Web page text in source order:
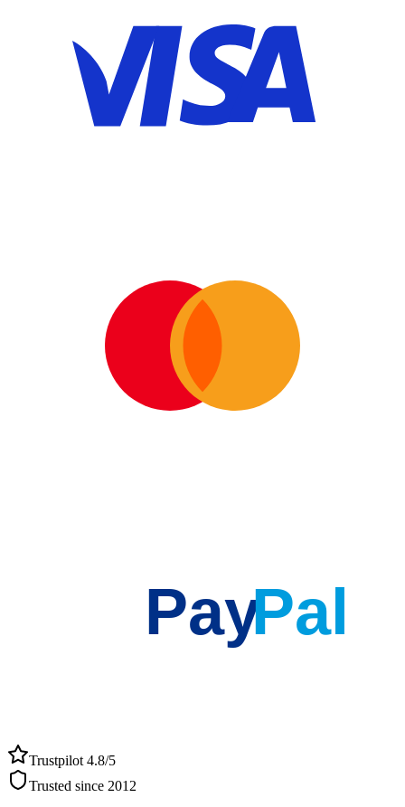
PayPal
Trustpilot 4.8/5
Trusted since 2012